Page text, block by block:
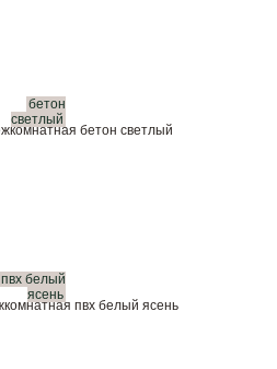
бетон
светлый
пвх белый
ясень